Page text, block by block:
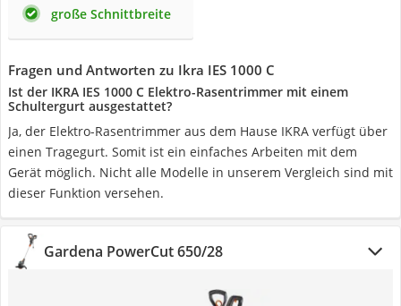
große Schnittbreite
Fragen und Antworten zu Ikra IES 1000 C
Ist der IKRA IES 1000 C Elektro-Rasentrimmer mit einem
Schultergurt ausgestattet?
Ja, der Elektro-Rasentrimmer aus dem Hause IKRA verfügt über
einen Tragegurt. Somit ist ein einfaches Arbeiten mit dem
Gerät möglich. Nicht alle Modelle in unserem Vergleich sind mit
dieser Funktion versehen.
Gardena PowerCut 650/28